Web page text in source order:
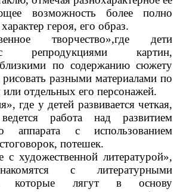
возможность более полно
героя, его образ.
творчество»,где дети
репродукциями картин,
по содержанию сюжету
рисовать разными материалами по
или отдельных его персонажей.
где у детей развивается четкая,
работа над развитием
аппарата с использованием
потешек.
с художественной литературой»,
с литературными
которые лягут в основу